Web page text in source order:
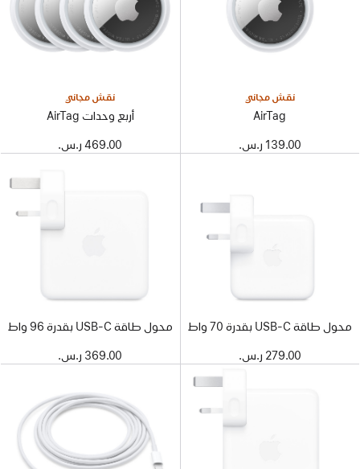
نقش مجاني
AirTag
139.00 ر.س.‏
نقش مجاني
‏‏‏أربع وحدات AirTag
469.00 ر.س.‏
محول طاقة USB-C بقدرة 70 واط
279.00 ر.س.‏
محول طاقة USB-C بقدرة 96 واط
369.00 ر.س.‏